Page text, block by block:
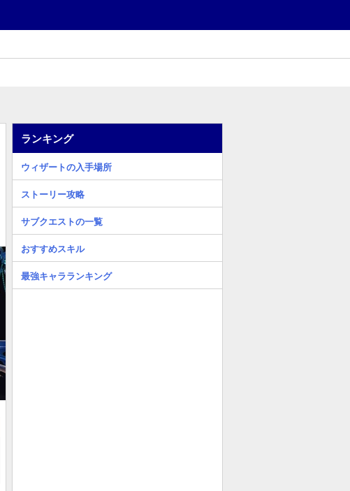
ランキング
ウィザートの入手場所
ストーリー攻略
サブクエストの一覧
おすすめスキル
最強キャラランキング